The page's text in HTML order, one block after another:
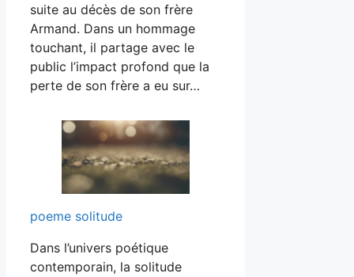
suite au décès de son frère
Armand. Dans un hommage
touchant, il partage avec le
public l’impact profond que la
perte de son frère a eu sur…
poeme solitude
Dans l’univers poétique
contemporain, la solitude